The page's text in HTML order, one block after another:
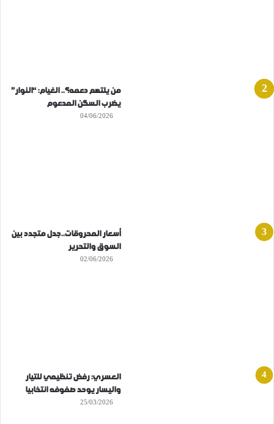
من يلتهم دعمه؟.. الغيام: “النوار”
يضرب السكن المدعوم
04/06/2026
أسعار المحروقات..جدل متجدد بين
السوق والتحرير
02/06/2026
العسري: رفض تنظيمي للتيار
واليسار يوحد صفوفه انتخابيا
25/03/2026